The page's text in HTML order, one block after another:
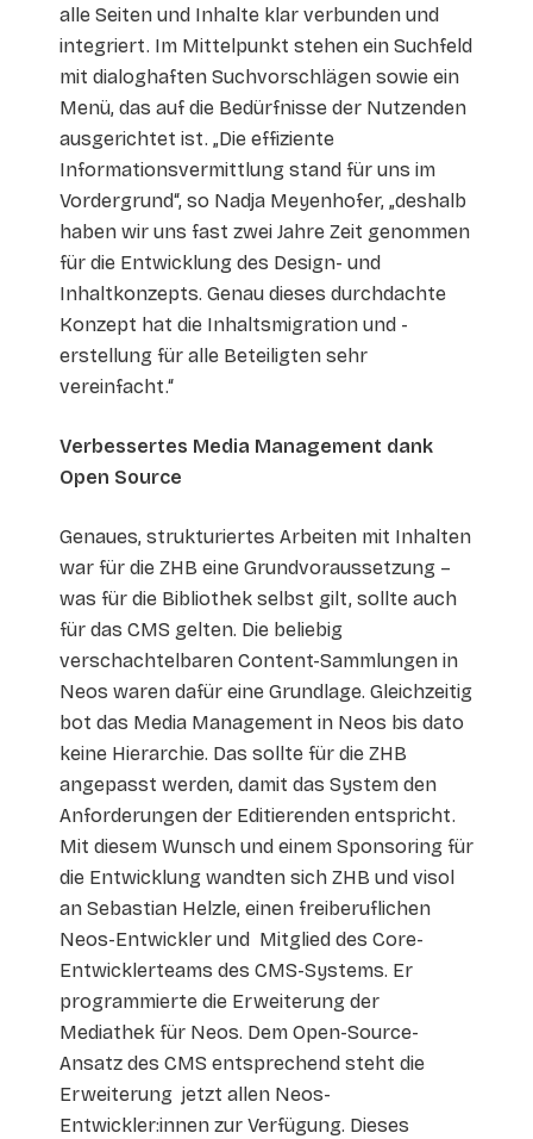
alle Seiten und Inhalte klar verbunden und
integriert. Im Mittelpunkt stehen ein Suchfeld
mit dialoghaften Suchvorschlägen sowie ein
Menü, das auf die Bedürfnisse der Nutzenden
ausgerichtet ist. „Die effiziente
Informationsvermittlung stand für uns im
Vordergrund“, so Nadja Meyenhofer, „deshalb
haben wir uns fast zwei Jahre Zeit genommen
für die Entwicklung des Design- und
Inhaltkonzepts. Genau dieses durchdachte
Konzept hat die Inhaltsmigration und -
erstellung für alle Beteiligten sehr
vereinfacht.“
Verbessertes Media Management dank
Open Source
Genaues, strukturiertes Arbeiten mit Inhalten
war für die ZHB eine Grundvoraussetzung –
was für die Bibliothek selbst gilt, sollte auch
für das CMS gelten. Die beliebig
verschachtelbaren Content-Sammlungen in
Neos waren dafür eine Grundlage. Gleichzeitig
bot das Media Management in Neos bis dato
keine Hierarchie. Das sollte für die ZHB
angepasst werden, damit das System den
Anforderungen der Editierenden entspricht.
Mit diesem Wunsch und einem Sponsoring für
die Entwicklung wandten sich ZHB und visol
an Sebastian Helzle, einen freiberuflichen
Neos-Entwickler und Mitglied des Core-
Entwicklerteams des CMS-Systems. Er
programmierte die Erweiterung der
Mediathek für Neos. Dem Open-Source-
Ansatz des CMS entsprechend steht die
Erweiterung jetzt allen Neos-
Entwickler:innen zur Verfügung. Dieses